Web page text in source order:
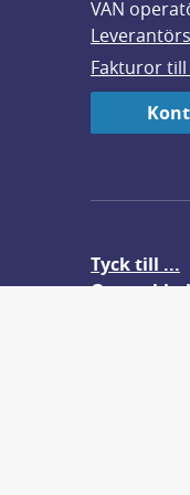
VAN
Fakturor till
Tyck till ...
Om